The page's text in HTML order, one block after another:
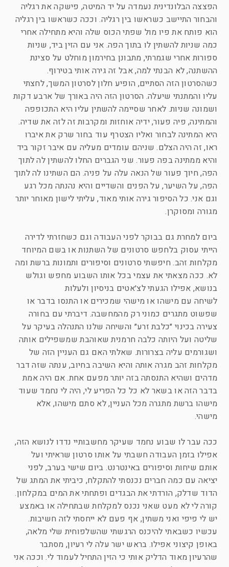
הפצצה הבלונדינית נעמדה על יד המיטה, פישקה את רגליה
והבחור התיישב כשראשו בין רגליה. וככה כשראשו בין רגליה
הוא פותח את פיו מול שפתי הכוס שלה והיא מתחילה אחרי
כמה שניות להשתין לו בתוך הפה. אני עם הזין ביד, שניות
ספורות אחרי שגמרתי, מתבונן בחירמון מוחלט על סצינת
ההשתנה, לא הבנתי למה, אבל זה גירה אותי בטירוף.
כשהסרטון הזה הסתיים, הופיע חלון לסרטון המשך, לחצתי
עליו והמתנתי שיעלה. הסרטון הזה היה באורך של ארבע דקות
ושמונה שניות. לאחר שסיימה להשתין עליו היא התכופפה
והמתינה, פיה פעור, ידיה אוחזות ומקרבות זה לזה את שדיה.
היא המתינה לבחור ואליו הצטרף עוד בחור שרק את איברו
ראו, זה היה הצלם. שניהם עומדים מעליה עם איבר זקור ביד
והיא ממתינה בפה פעור. שני הגברים החלו להשתין לה לתוך
הפה, חיוך פעור של הנאה עלה על פניה. הם השתינו לה לתוך
הפה, על השיער, על הפנים והשדיים והיא נהנתה מכל רגע
וגם אני. כל הסיפור גירה אותי מאוד, עליתי לישון מאוחר יותר
מגורה ומסוקרן.
ביום למחרת גם בבוקר לפני העבודה וגם כשחזרתי לדירה
הייתי עסוק בלחפש סרטונים של השתנות או בשם המיוחד
מקלחות זהב. חיפשתי סרטונים וסיפורים ותמונות ברשת ומה
לא. ככה מצאתי את עצמי בכל אותו השבוע מחפש וגולש
בנושא, אפילו הגעתי לצ׳אטים בניסיון ולעלות
לשיחה עם מישהו או מישהי שמכירים או התנסו בדבר או
שפשוט מתגרים כמוני רק מהמחשבה. דיברתי עם בחורה
צעירה בכינוי ״כלבת זרע״ והשיחה שלנו התנהלה בעיקר על
שליטה ועל היותה כלבה חרמנית שאוהבת שמשפילים אותה
ושגורמים עליה בצרורות. שאלתי האם גם העניין הזה של
מקלחות זהב מגרה אותה והיא השיבה בחיוב, ענתה שזה דבר
מדהים ושהיא התנסתה בזה יותר מפעם אחת. אם היה אמת
בדבר הזה או בשאר לא כל כל הפריע לי, היה לי נחמד שעוד
מישהו ברשת מתגרה מכל העניין, לא סתם מישהו, אלא
מישהי.
ככה עבר לו שבוע נחמד שעיקר מחשבותיי נדדו לנושא הזה,
אפילו בזמן העבודה חשבתי על אותו סרטון שראיתי ועל
אותם שיחות וסיפורים באינטרנט. ביום שישי בערב, לפני
יציאה עם כמה חברים נכנסתי להתקלח, כיביתי את המתג של
הדוד שדלק, הורדתי את הבגדים ופתחתי את המים במקלחון.
קורה לי לא מעט שאני נכנס למקלחת שבתחילה או באמצע
יש לי פיפי ואני משתין, אף פעם לא ייחסתי לזה חשיבות.
עכשיו כשבאתי להיכנס הרגשתי שהשלפוחית שלי מלאה,
באופן קיצוני אפילו. בראש ישר עלה לי רעיון, מסתבר
שהרעיון מאוד הדליק אותי כי הזין התחיל לעמוד לי. וככה אני